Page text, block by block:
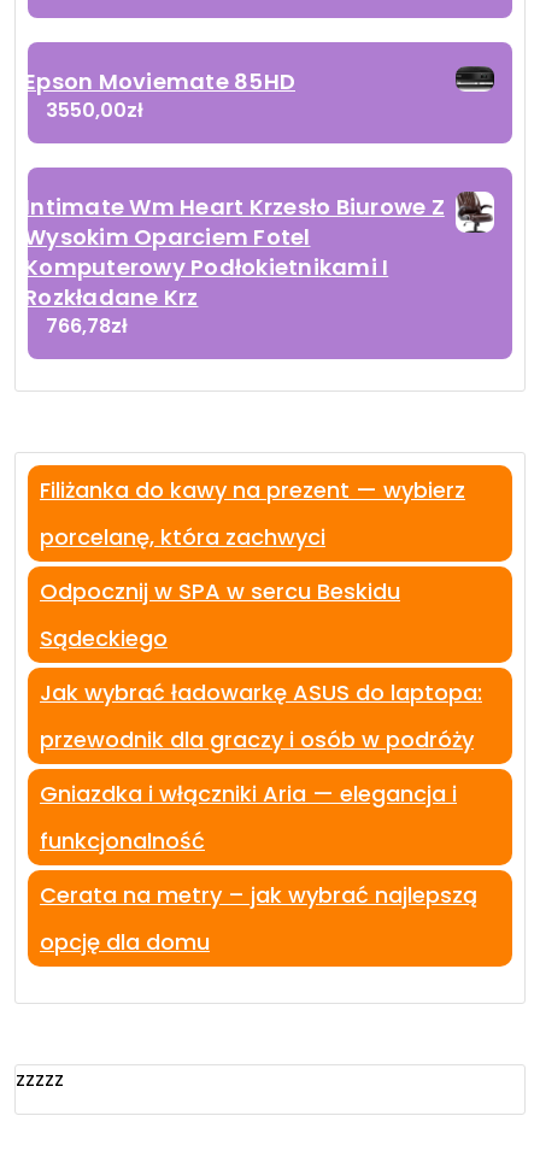
Epson Moviemate 85HD
3550,00zł
Intimate Wm Heart Krzesło Biurowe Z
Wysokim Oparciem Fotel
Komputerowy Podłokietnikami I
Rozkładane Krz
766,78zł
Filiżanka do kawy na prezent — wybierz
porcelanę, która zachwyci
Odpocznij w SPA w sercu Beskidu
Sądeckiego
Jak wybrać ładowarkę ASUS do laptopa:
przewodnik dla graczy i osób w podróży
Gniazdka i włączniki Aria — elegancja i
funkcjonalność
Cerata na metry – jak wybrać najlepszą
opcję dla domu
zzzzz